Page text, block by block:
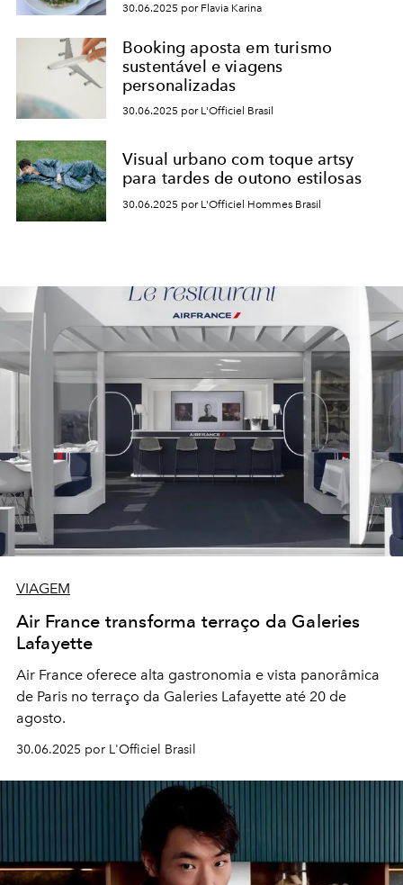
30.06.2025 por Flavia Karina
Booking aposta em turismo
sustentável e viagens
personalizadas
30.06.2025 por L'Officiel Brasil
Visual urbano com toque artsy
para tardes de outono estilosas
30.06.2025 por L'Officiel Hommes Brasil
VIAGEM
Air France transforma terraço da Galeries
Lafayette
Air France oferece alta gastronomia e vista panorâmica
de Paris no terraço da Galeries Lafayette até 20 de
agosto.
30.06.2025 por L'Officiel Brasil